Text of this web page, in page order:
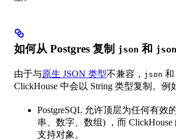
如何从 Postgres 复制 json 和
由于与原生 JSON 类型不兼容， json 和
ClickHouse 中会以 String 类型复制。例
PostgreSQL 允许顶层为任何有效
串、数字、数组) ，而 ClickHouse
支持对象。